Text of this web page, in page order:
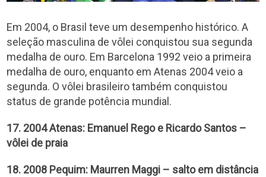
Em 2004, o Brasil teve um desempenho histórico. A
seleção masculina de vôlei conquistou sua segunda
medalha de ouro. Em Barcelona 1992 veio a primeira
medalha de ouro, enquanto em Atenas 2004 veio a
segunda. O vôlei brasileiro também conquistou
status de grande potência mundial.
17. 2004 Atenas: Emanuel Rego e Ricardo Santos –
vôlei de praia
18. 2008 Pequim: Maurren Maggi – salto em distância